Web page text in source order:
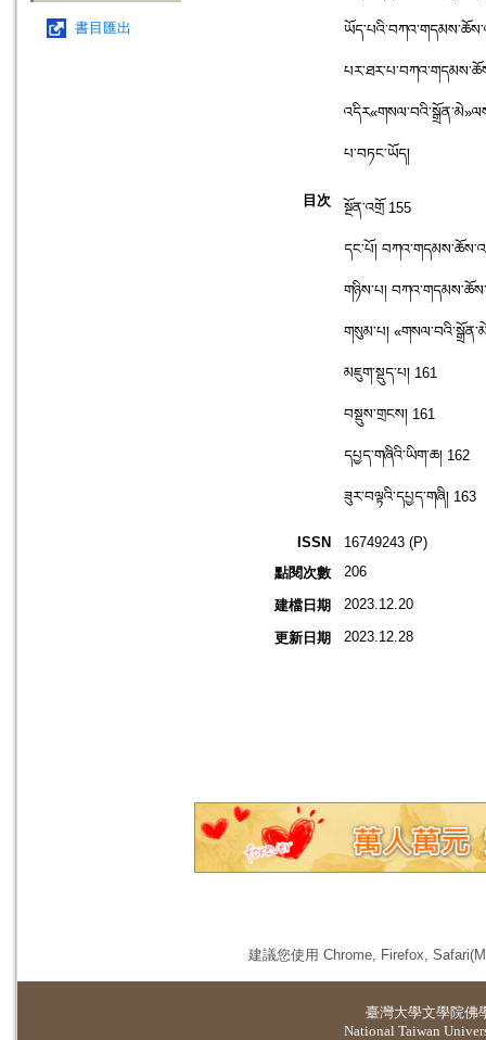
書目匯出
པ་བཏང་ཡོད།
目次 སྔོན་འགྲོ 155
དང་པོ།
གཉིས་པ།
གསུམ་པ།
མཇུག་སྡུད་པ། 161
བསྡུས་གྲངས། 161
དཔྱད་གཞིའི་ཡིག་ཆ། 162
ཟུར་བལྟའི་དཔྱད་གཞི། 163
ISSN
16749243 (P)
點閱次數
206
建檔日期 2023.12.20
更新日期 2023.12.28
建議您使用 Chrome, Firefox,
臺灣大學文學院佛
National Taiwan